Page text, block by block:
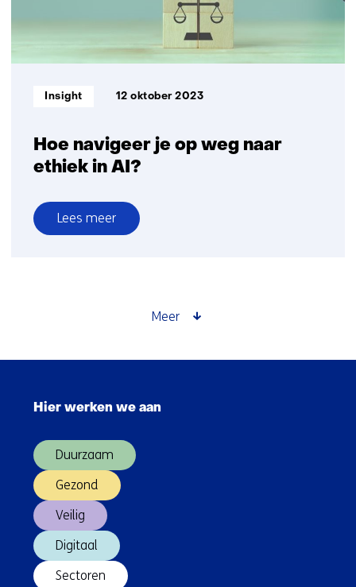
Hoe navigeer je op weg naar
ethiek in AI?
Informatietype:
Insight 12 oktober 2023
Lees meer
over
AI?
Meer
Hier werken we aan
Duurzaam
Gezond
Veilig
Digitaal
Sectoren